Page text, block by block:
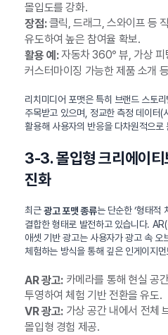
몰입도를 강화.
장점:클릭, 드래그, 스와이프 등
유도하여 높은 참여율 확보.
활용 예:자동차 360° 뷰, 가상 피
커스터마이징 가능한 제품 소개
리치미디어 포맷은 특히 브랜드 스토
주목받고 있으며, 정교한 측정 데이터(
활용해 사용자의 반응을 다차원적으로
3-3. 몰입형 크리에이티
진화
최근광고 포맷 종류는 단순한 ‘형태적
결합한 형태로 발전하고 있습니다.
애셋 기반 광고는 사용자가 광고 속 오
체험하는 방식을 통해 깊은 인게이지
AR 광고:카메라를 통해 현실 공
투영하여 체험 기반 전환을 유도.
VR 광고:가상 공간 내에서 전체
몰입형 경험 제공.